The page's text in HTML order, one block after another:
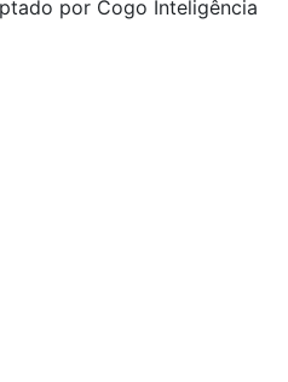
por Cogo Inteligência